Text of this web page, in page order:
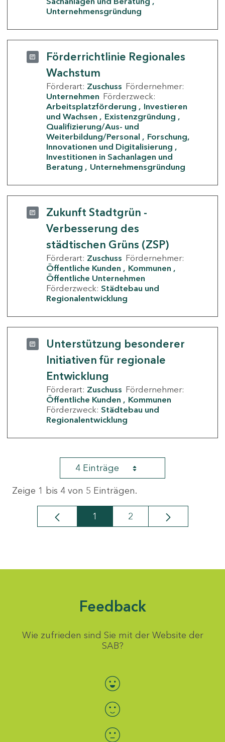
Unternehmensgründung
Förderrichtlinie Regionales
Wachstum
Förderart: Zuschuss Fördernehmer:
Unternehmen Förderzweck:
Arbeitsplatzförderung
Investieren
und Wachsen
Existenzgründung
Qualifizierung/Aus- und
Weiterbildung/Personal
Forschung,
Innovationen und Digitalisierung
Investitionen in Sachanlagen und
Beratung
Unternehmensgründung
Zukunft Stadtgrün -
Verbesserung des
städtischen Grüns (ZSP)
Förderart: Zuschuss Fördernehmer:
Öffentliche Kunden
Kommunen
Öffentliche Unternehmen
Förderzweck: Städtebau und
Regionalentwicklung
Unterstützung besonderer
Initiativen für regionale
Entwicklung
Förderart: Zuschuss Fördernehmer:
Öffentliche Kunden
Kommunen
Förderzweck: Städtebau und
Regionalentwicklung
4 Einträge
Zeige 1 bis 4 von 5 Einträgen.
Seite
1 Seite
2
Feedback
Wie zufrieden sind Sie mit der Website der
SAB?
Bewertung auswählen